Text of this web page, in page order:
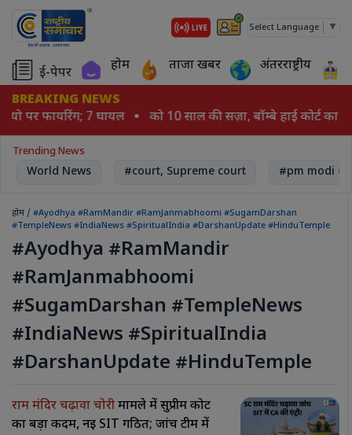
Select Language ▼
ई-पेपर होम ताजा खबर अंतरराष्ट्रीय
BREAKING NEWS
पर फायरिंग; 7 घायल
को 10 साल की सज़ा, बॉम्बे हाई कोर्ट का
Trending News
World News #court, Supreme court #pm modi #
होम / #Ayodhya #RamMandir #RamJanmabhoomi #SugamDarshan
#TempleNews #IndiaNews #SpiritualIndia #DarshanUpdate #HinduTemple
#Ayodhya #RamMandir
#RamJanmabhoomi
#SugamDarshan #TempleNews
#IndiaNews #SpiritualIndia
#DarshanUpdate #HinduTemple
राम मंदिर चढ़ावा चोरीमामले में सुप्रीम कोर्ट
का बड़ा कदम, नई SIT गठित; जांच टीम में